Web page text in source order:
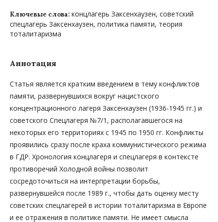
Ключевые слова: концлагерь Заксенхаузен, cоветский
спецлагерь Заксенхаузен, политика памяти, теория
тоталитаризма
Аннотация
Статья является кратким введением в тему конфликтов
памяти, развернувшихся вокруг нацистского
концентрационного лагеря Заксенхаузен (1936-1945 гг.) и
советского Спецлагеря №7/1, располагавшегося на
некоторых его территориях с 1945 по 1950 гг. Конфликты
проявились сразу после краха коммунистического режима
в ГДР. Хронология концлагеря и спецлагеря в контексте
противоречий Холодной войны позволит
сосредоточиться на интерпретации борьбы,
развернувшейся после 1989 г., чтобы дать оценку месту
советских спецлагерей в истории тоталитаризма в Европе
и ее отражения в политике памяти. Не имеет смысла